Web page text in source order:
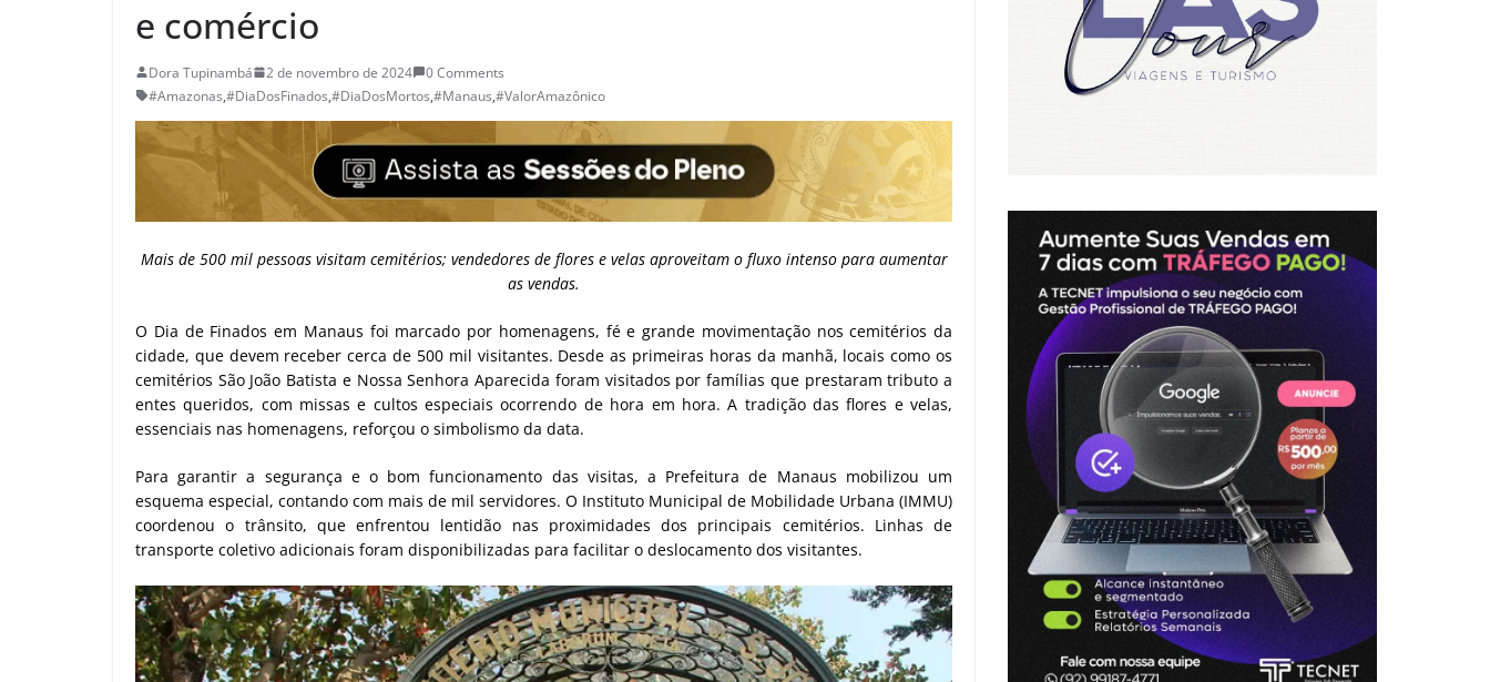
e comércio
Dora Tupinambá 2 de novembro de 2024
0 Comments
#Amazonas,#DiaDosFinados,#DiaDosMortos,#Manaus,#ValorAmazônico
Mais de 500 mil pessoas visitam cemitérios; vendedores de flores e velas aproveitam o fluxo intenso para aumentar
as vendas.
O Dia de Finados em Manaus foi marcado por homenagens, fé e grande movimentação nos cemitérios da
cidade, que devem receber cerca de 500 mil visitantes. Desde as primeiras horas da manhã, locais como os
cemitérios São João Batista e Nossa Senhora Aparecida foram visitados por famílias que prestaram tributo a
entes queridos, com missas e cultos especiais ocorrendo de hora em hora. A tradição das flores e velas,
essenciais nas homenagens, reforçou o simbolismo da data.
Para garantir a segurança e o bom funcionamento das visitas, a Prefeitura de Manaus mobilizou um
esquema especial, contando com mais de mil servidores. O Instituto Municipal de Mobilidade Urbana (IMMU)
coordenou o trânsito, que enfrentou lentidão nas proximidades dos principais cemitérios. Linhas de
transporte coletivo adicionais foram disponibilizadas para facilitar o deslocamento dos visitantes.